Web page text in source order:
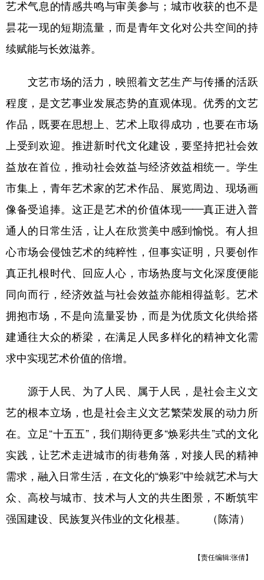
Deutsch Português
艺术气息的情感共鸣与审美参与；城市收获的也不是
昙花一现的短期流量，而是青年文化对公共空间的持
续赋能与长效滋养。
文艺市场的活力，映照着文艺生产与传播的活跃
程度，是文艺事业发展态势的直观体现。优秀的文艺
作品，既要在思想上、艺术上取得成功，也要在市场
上受到欢迎。推进新时代文化建设，要坚持把社会效
益放在首位，推动社会效益与经济效益相统一。学生
市集上，青年艺术家的艺术作品、展览周边、现场画
像备受追捧。这正是艺术的价值体现——真正进入普
通人的日常生活，让人在欣赏美中感到愉悦。有人担
心市场会侵蚀艺术的纯粹性，但事实证明，只要创作
真正扎根时代、回应人心，市场热度与文化深度便能
同向而行，经济效益与社会效益亦能相得益彰。艺术
拥抱市场，不是向流量妥协，而是为优质文化供给搭
建通往大众的桥梁，在满足人民多样化的精神文化需
求中实现艺术价值的倍增。
源于人民、为了人民、属于人民，是社会主义文
艺的根本立场，也是社会主义文艺繁荣发展的动力所
在。立足“十五五”，我们期待更多“焕彩共生”式的文化
实践，让艺术走进城市的街巷角落，对接人民的精神
需求，融入日常生活，在文化的“焕彩”中绘就艺术与大
众、高校与城市、技术与人文的共生图景，不断筑牢
强国建设、民族复兴伟业的文化根基。 （陈清）
【责任编辑:张倩】